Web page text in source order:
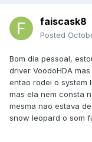
faiscask8
Posted
Bom dia pessoal,
driver VoodoHDA
entao rodei o system
mas ela nem consta
mesma nao estava
snow leopard o som